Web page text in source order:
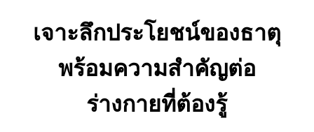
เจาะลึกประโยชน์ของธาตุ
พร้อมความสำคัญต่อ
ร่างกายที่ต้องรู้